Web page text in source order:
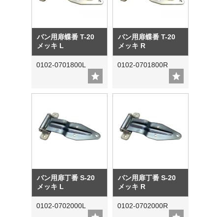
バン用扉蝶番 T-20
メッキ L
0102-0701800L
バン用扉蝶番 T-20
メッキ R
0102-0701800R
バン用扉丁番 S-20
メッキ L
0102-0702000L
バン用扉丁番 S-20
メッキ R
0102-0702000R